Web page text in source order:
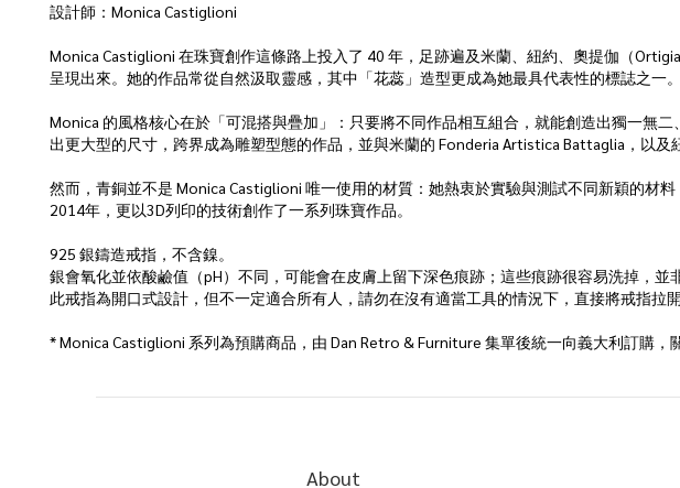
設計師：Monica Castiglioni
Monica Castiglioni 在珠寶創作這條路上投入了 40 年，足跡遍及米蘭、紐約、奧提伽（
呈現出來。她的作品常從自然汲取靈感，其中「花蕊」造型更成為她最具代表性的標誌之一。
Monica 的風格核心在於「可混搭與疊加」：只要將不同作品相互組合，就能創造出獨一無
出更大型的尺寸，跨界成為雕塑型態的作品，並與米蘭的 Fonderia Artistica Battaglia，以及
然而，青銅並不是 Monica Castiglioni 唯一使用的材質：她熱衷於實驗與測試不同新穎的材
2014年，更以3D列印的技術創作了一系列珠寶作品。
925 銀鑄造戒指，不含鎳。
銀會氧化並依酸鹼值（pH）不同，可能會在皮膚上留下深色痕跡；這些痕跡很容易洗掉，
此戒指為開口式設計，但不一定適合所有人，請勿在沒有適當工具的情況下，直接將戒指拉
* Monica Castiglioni 系列為預購商品，由 Dan Retro & Furniture 集單後統一向義大利訂購，
About